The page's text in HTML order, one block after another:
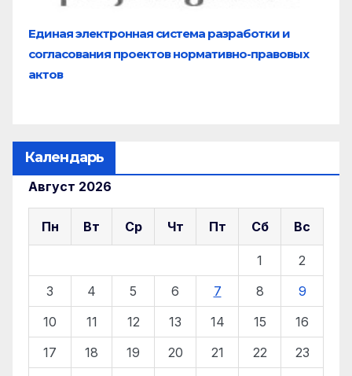
Единая электронная система разработки и
согласования проектов нормативно-правовых
актов
Календарь
Август 2026
Пн Вт Ср Чт Пт Сб Вс
1
2
3
4 5 6 7 8
9
10
11 12 13 14 15
16
17
18 19 20 21 22
23